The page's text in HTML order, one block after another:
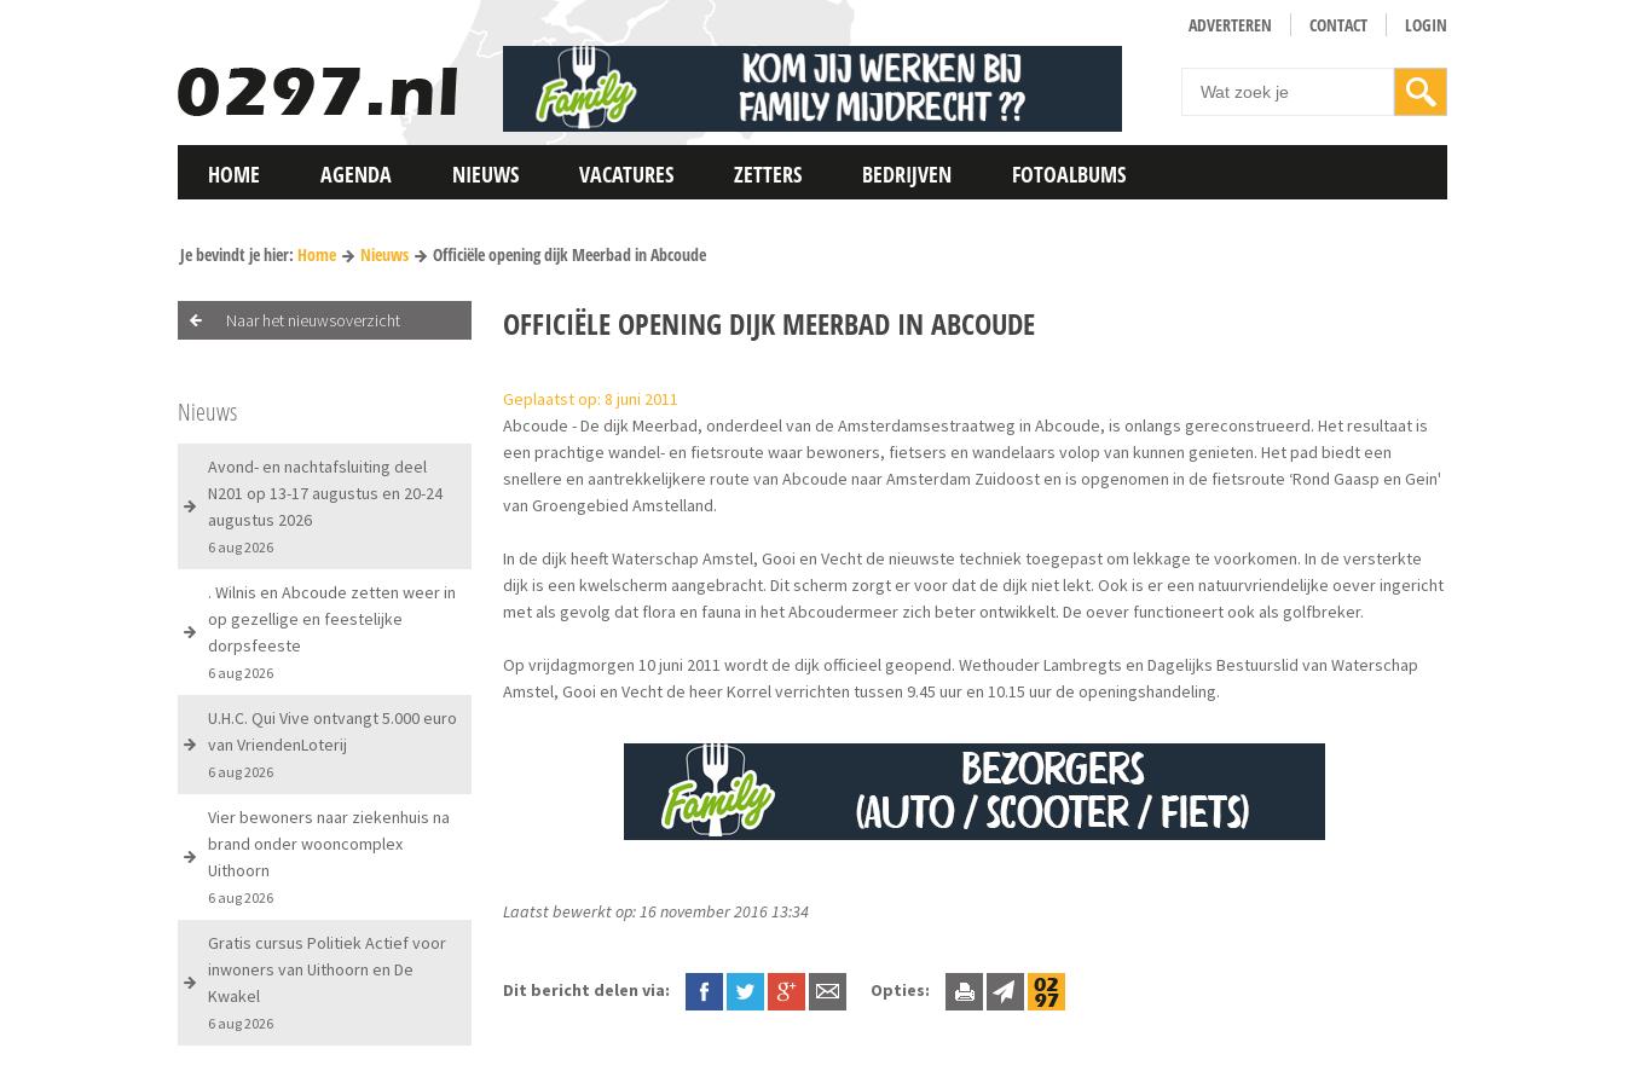
ADVERTEREN CONTACT LOGIN
HOME AGENDA NIEUWS VACATURES ZETTERS BEDRIJVEN FOTOALBUMS
Je bevindt je hier: Home Nieuws Officiële opening dijk Meerbad in Abcoude
Naar het nieuwsoverzicht
Nieuws
Avond- en nachtafsluiting deel
N201 op 13-17 augustus en 20-24
augustus 2026
6 aug 2026
. Wilnis en Abcoude zetten weer in
op gezellige en feestelijke
dorpsfeeste
6 aug 2026
U.H.C. Qui Vive ontvangt 5.000 euro
van VriendenLoterij
6 aug 2026
Vier bewoners naar ziekenhuis na
brand onder wooncomplex
Uithoorn
6 aug 2026
Gratis cursus Politiek Actief voor
inwoners van Uithoorn en De
Kwakel
6 aug 2026
OFFICIËLE OPENING DIJK MEERBAD IN ABCOUDE
Geplaatst op: 8 juni 2011
Abcoude - De dijk Meerbad, onderdeel van de Amsterdamsestraatweg in Abcoude, is onlangs gereconstrueerd. Het resultaat is
een prachtige wandel- en fietsroute waar bewoners, fietsers en wandelaars volop van kunnen genieten. Het pad biedt een
snellere en aantrekkelijkere route van Abcoude naar Amsterdam Zuidoost en is opgenomen in de fietsroute ‘Rond Gaasp en Gein'
van Groengebied Amstelland.
In de dijk heeft Waterschap Amstel, Gooi en Vecht de nieuwste techniek toegepast om lekkage te voorkomen. In de versterkte
dijk is een kwelscherm aangebracht. Dit scherm zorgt er voor dat de dijk niet lekt. Ook is er een natuurvriendelijke oever ingericht
met als gevolg dat flora en fauna in het Abcoudermeer zich beter ontwikkelt. De oever functioneert ook als golfbreker.
Op vrijdagmorgen 10 juni 2011 wordt de dijk officieel geopend. Wethouder Lambregts en Dagelijks Bestuurslid van Waterschap
Amstel, Gooi en Vecht de heer Korrel verrichten tussen 9.45 uur en 10.15 uur de openingshandeling.
Laatst bewerkt op: 16 november 2016 13:34
Dit bericht delen via: Opties: